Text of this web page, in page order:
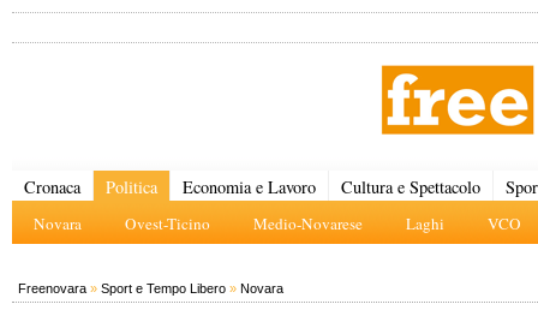
Cronaca Politica
Novara Ovest-Ticino Medio-Novarese Laghi VCO
Economia e Lavoro Cultura e Spettacolo
Freenovara » Sport e Tempo Libero » Novara